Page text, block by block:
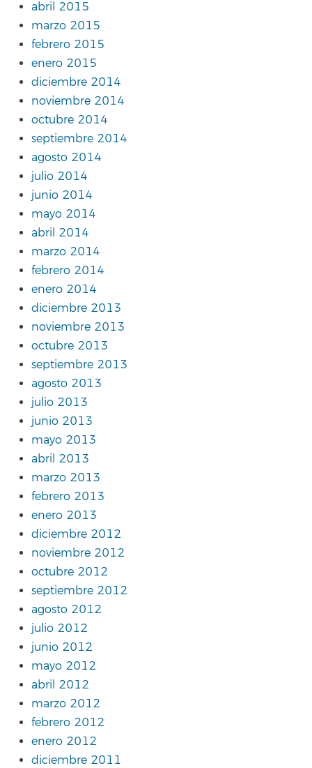
abril 2015
marzo 2015
febrero 2015
enero 2015
diciembre 2014
noviembre 2014
octubre 2014
septiembre 2014
agosto 2014
julio 2014
junio 2014
mayo 2014
abril 2014
marzo 2014
febrero 2014
enero 2014
diciembre 2013
noviembre 2013
octubre 2013
septiembre 2013
agosto 2013
julio 2013
junio 2013
mayo 2013
abril 2013
marzo 2013
febrero 2013
enero 2013
diciembre 2012
noviembre 2012
octubre 2012
septiembre 2012
agosto 2012
julio 2012
junio 2012
mayo 2012
abril 2012
marzo 2012
febrero 2012
enero 2012
diciembre 2011